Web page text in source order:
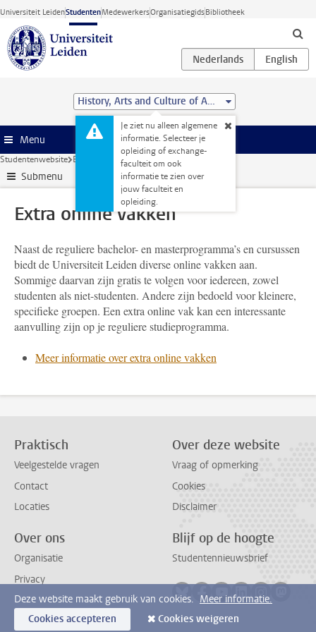
Ga direct naar de inhoud
Universiteit LeidenStudentenMedewerkersOrganisatiegidsBibliotheek
History, Arts and Culture of Asia (MA)
Je ziet nu alleen algemene
informatie. Selecteer je
opleiding of exchange-
faculteit om ook
informatie te zien over
jouw faculteit en
opleiding.
Menu
Studentenwebsite Extra studieactiviteiten Extra online vakken
Submenu
Extra online vakken
Naast de reguliere bachelor- en masterprogramma’s en cursussen
biedt de Universiteit Leiden diverse online vakken aan.
Sommige daarvan zijn gratis te volgen voor iedereen, zowel
studenten als niet-studenten. Andere zijn bedoeld voor kleinere,
specifieke groepen. Een extra online vak kan een interessante
aanvulling zijn op je reguliere studieprogramma.
Meer informatie over extra online vakken
Praktisch
Veelgestelde vragen
Contact
Locaties
Over deze website
Vraag of opmerking
Cookies
Disclaimer
Over ons
Organisatie
Privacy
Blijf op de hoogte
Studentennieuwsbrief
Deze website maakt gebruik van cookies. Meer informatie.
Cookies accepteren
Cookies weigeren